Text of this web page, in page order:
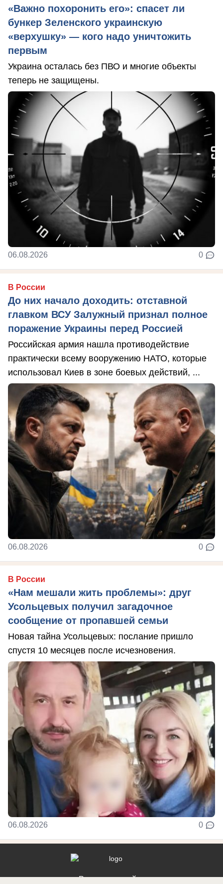
«Важно похоронить его»: спасет ли
бункер Зеленского украинскую
«верхушку» — кого надо уничтожить
первым
Украина осталась без ПВО и многие объекты
теперь не защищены.
06.08.2026 0
В России
До них начало доходить: отставной
главком ВСУ Залужный признал полное
поражение Украины перед Россией
Российская армия нашла противодействие
практически всему вооружению НАТО, которые
использовал Киев в зоне боевых действий, ...
06.08.2026 0
В России
«Нам мешали жить проблемы»: друг
Усольцевых получил загадочное
сообщение от пропавшей семьи
Новая тайна Усольцевых: послание пришло
спустя 10 месяцев после исчезновения.
06.08.2026 0
Реклама на сайте